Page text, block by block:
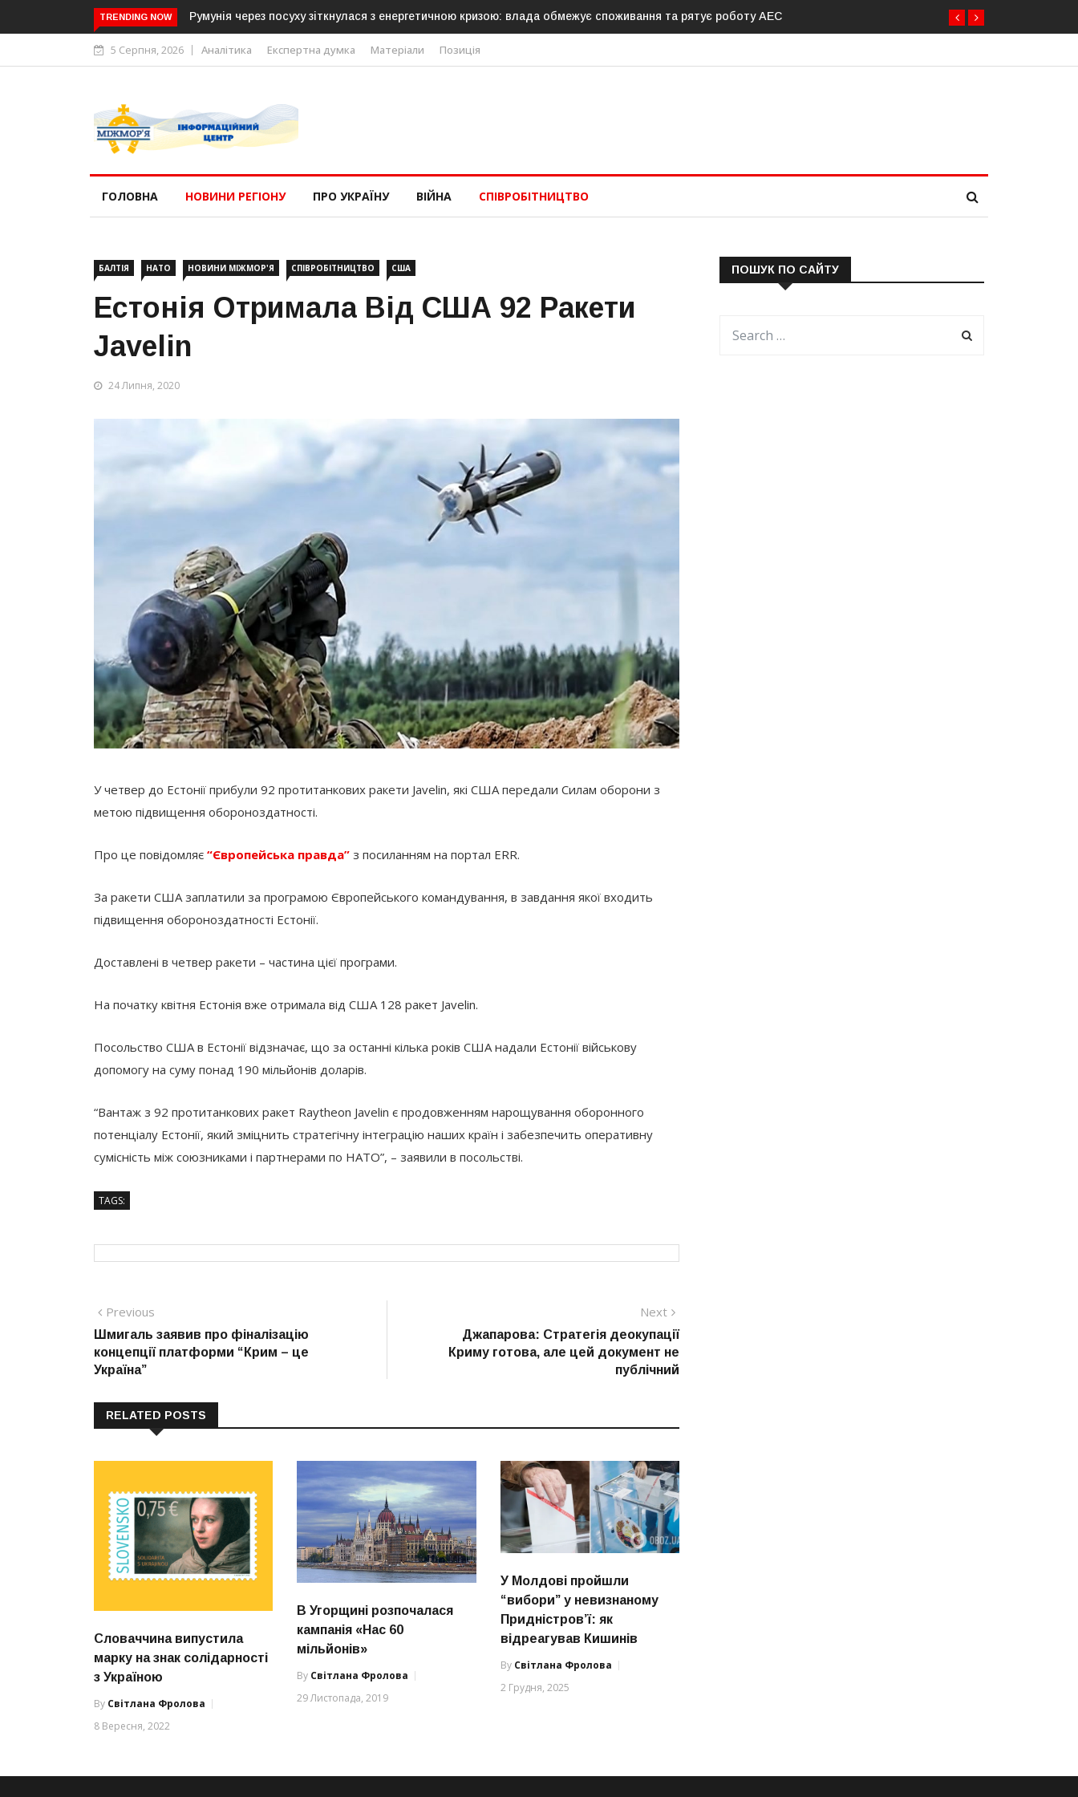
TRENDING NOW Румунія через посуху зіткнулася з енергетичною кризою: влада обмежує споживання та рятує роботу АЕС
5 Серпня, 2026 Аналітика Експертна думка Матеріали Позиція
ГОЛОВНА НОВИНИ РЕГІОНУ ПРО УКРАЇНУ ВІЙНА СПІВРОБІТНИЦТВО
БАЛТІЯ НАТО НОВИНИ МІЖМОР'Я СПІВРОБІТНИЦТВО США
Естонія Отримала Від США 92 Ракети
Javelin
24 Липня, 2020
У четвер до Естонії прибули 92 протитанкових ракети Javelin, які США передали Силам оборони з
метою підвищення обороноздатності.
Про це повідомляє “Європейська правда” з посиланням на портал ERR.
За ракети США заплатили за програмою Європейського командування, в завдання якої входить
підвищення обороноздатності Естонії.
Доставлені в четвер ракети – частина цієї програми.
На початку квітня Естонія вже отримала від США 128 ракет Javelin.
Посольство США в Естонії відзначає, що за останні кілька років США надали Естонії військову
допомогу на суму понад 190 мільйонів доларів.
“Вантаж з 92 протитанкових ракет Raytheon Javelin є продовженням нарощування оборонного
потенціалу Естонії, який зміцнить стратегічну інтеграцію наших країн і забезпечить оперативну
сумісність між союзниками і партнерами по НАТО”, – заявили в посольстві.
TAGS:
Навігація
записів
Previous
post:
Шмигаль заявив про фіналізацію
концепції платформи “Крим – це
Україна”
Next
post:
Джапарова: Стратегія деокупації
Криму готова, але цей документ не
публічний
RELATED POSTS
Словаччина випустила
марку на знак солідарності
з Україною
By Світлана Фролова
8 Вересня, 2022
В Угорщині розпочалася
кампанія «Нас 60
мільйонів»
By Світлана Фролова
29 Листопада, 2019
У Молдові пройшли
“вибори” у невизнаному
Придністров’ї: як
відреагував Кишинів
By Світлана Фролова
2 Грудня, 2025
ПОШУК ПО САЙТУ